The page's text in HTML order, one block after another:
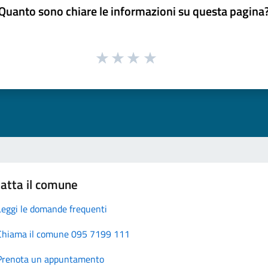
sono chiare le informazioni su questa
il comune
le domande frequenti
il comune 095 7199 111
un appuntamento